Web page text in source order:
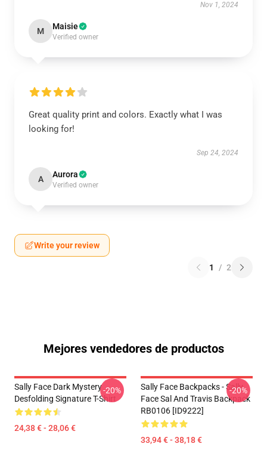
Nov 1, 2024
M Maisie
Verified owner
Great quality print and colors. Exactly what I was
looking for!
Sep 24, 2024
A Aurora
Verified owner
Write your review
1 / 2
Mejores vendedores de productos
Sally Face Dark Mystery
Desfolding Signature T-Shirt
24,38 € - 28,06 €
-20%
Sally Face Backpacks - Sally
Face Sal And Travis Backpack
RB0106 [ID9222]
33,94 € - 38,18 €
-20%